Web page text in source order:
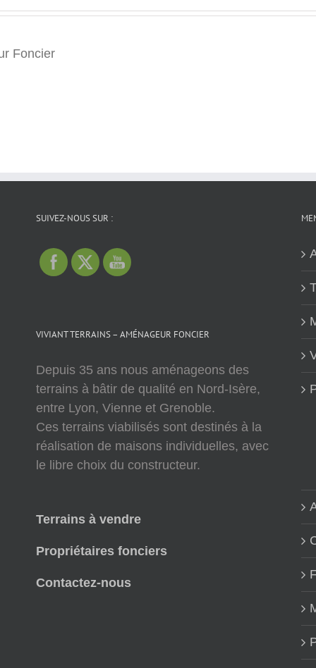
Foncier
SUIVEZ-NOUS SUR :
VIVIANT TERRAINS – AMÉNAGEUR FONCIER
Depuis 35 ans nous aménageons des
terrains à bâtir de qualité en Nord-Isère,
entre Lyon, Vienne et Grenoble.
Ces terrains viabilisés sont destinés à la
réalisation de maisons individuelles, avec
le libre choix du constructeur.
Terrains à vendre
Propriétaires fonciers
Contactez-nous